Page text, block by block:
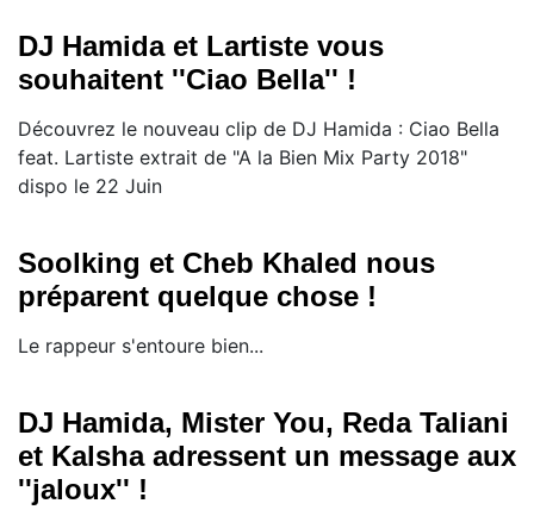
DJ Hamida et Lartiste vous
souhaitent ''Ciao Bella'' !
Découvrez le nouveau clip de DJ Hamida : Ciao Bella
feat. Lartiste extrait de "A la Bien Mix Party 2018"
dispo le 22 Juin
Soolking et Cheb Khaled nous
préparent quelque chose !
Le rappeur s'entoure bien...
DJ Hamida, Mister You, Reda Taliani
et Kalsha adressent un message aux
''jaloux'' !